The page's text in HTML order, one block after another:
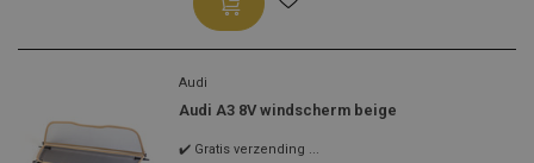
Audi
Audi A3 8V windscherm beige
✔️ Gratis verzending ...